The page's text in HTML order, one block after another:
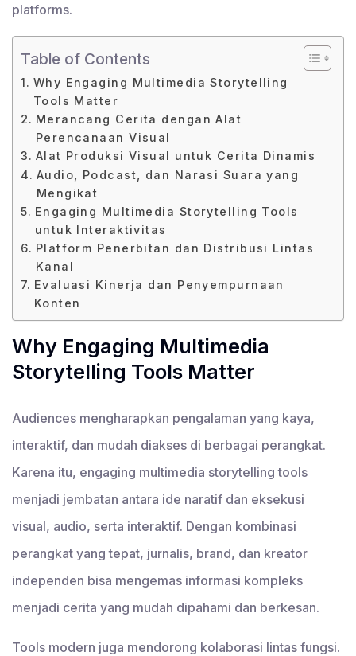
platforms.
Table of Contents
Why Engaging Multimedia Storytelling
Tools Matter
Merancang Cerita dengan Alat
Perencanaan Visual
Alat Produksi Visual untuk Cerita Dinamis
Audio, Podcast, dan Narasi Suara yang
Mengikat
Engaging Multimedia Storytelling Tools
untuk Interaktivitas
Platform Penerbitan dan Distribusi Lintas
Kanal
Evaluasi Kinerja dan Penyempurnaan
Konten
Why Engaging Multimedia
Storytelling Tools Matter
Audiences mengharapkan pengalaman yang kaya,
interaktif, dan mudah diakses di berbagai perangkat.
Karena itu, engaging multimedia storytelling tools
menjadi jembatan antara ide naratif dan eksekusi
visual, audio, serta interaktif. Dengan kombinasi
perangkat yang tepat, jurnalis, brand, dan kreator
independen bisa mengemas informasi kompleks
menjadi cerita yang mudah dipahami dan berkesan.
Tools modern juga mendorong kolaborasi lintas fungsi.